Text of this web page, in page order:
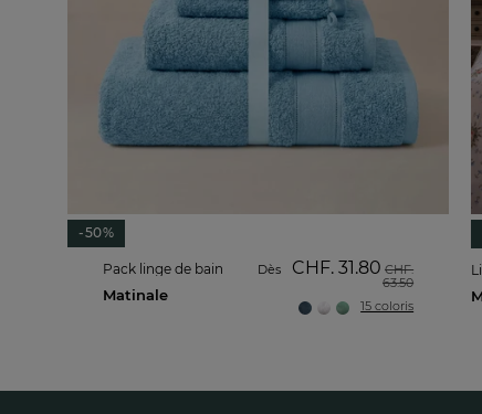
-50%
Pack linge de bain
Matinale
Dès CHF. 31.80 CHF.
63.50
15 coloris